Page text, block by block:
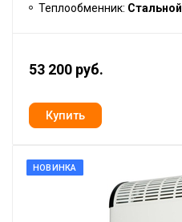
Теплообменник: Стальной
53 200 руб.
НОВИНКА